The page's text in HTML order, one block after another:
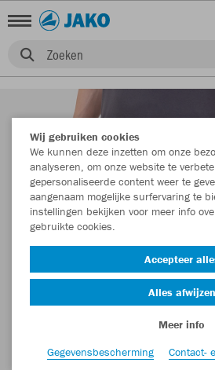
Zoeken
Wij gebruiken cookies
We kunnen deze inzetten om onze
analyseren, om onze website te
gepersonaliseerde content weer te
aangenaam mogelijke surfervaring te
instellingen bekijken voor meer info
gebruikte cookies.
Accepteer
Alles afwijzen
Meer info
Gegevensbescherming
Contact-